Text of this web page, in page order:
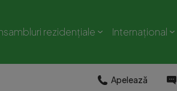
rezidențiale Internațional
Apelează